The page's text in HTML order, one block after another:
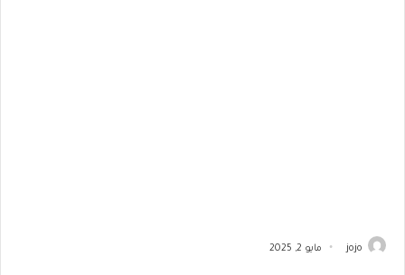
jojo مايو 2, 2025